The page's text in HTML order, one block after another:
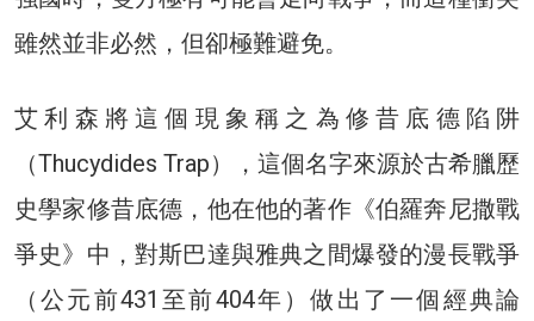
雖然並非必然，但卻極難避免。
艾利森將這個現象稱之為修昔底德陷阱
（Thucydides Trap），這個名字來源於古希臘歷
史學家修昔底德，他在他的著作《伯羅奔尼撒戰
爭史》中，對斯巴達與雅典之間爆發的漫長戰爭
（公元前431至前404年）做出了一個經典論